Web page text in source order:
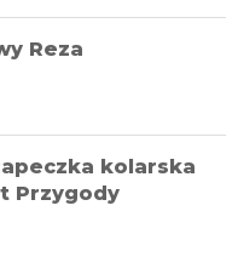
Reza
kolarska
Przygody